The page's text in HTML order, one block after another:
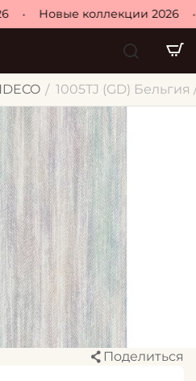
Новые коллекции 2026
/ 1005TJ (GD)
Поделиться